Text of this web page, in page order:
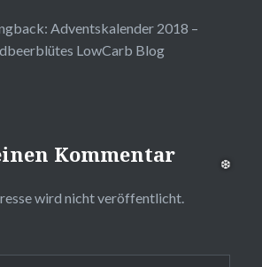
Adventskalender 2018 –
LowCarb Blog
Kommentar
wird nicht veröffentlicht.